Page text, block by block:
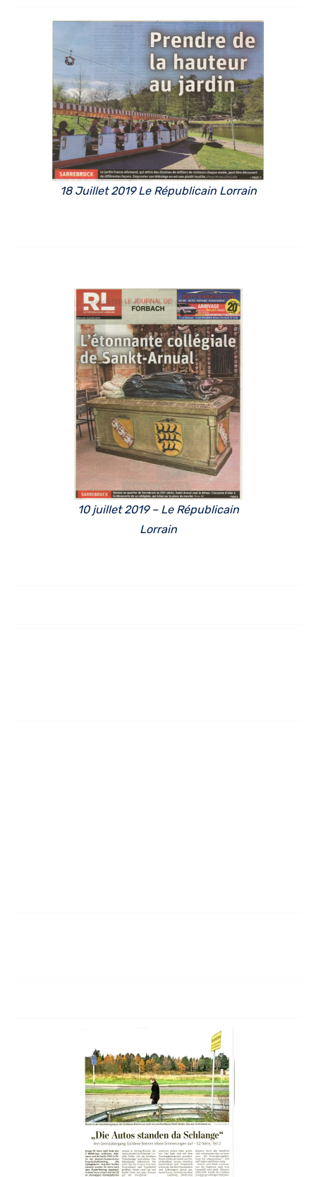
18 Juillet 2019 Le Républicain Lorrain
10 juillet 2019 – Le Républicain
Lorrain